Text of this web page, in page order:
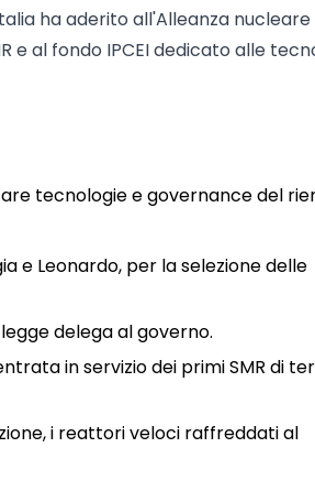
ha aderito all'Alleanza nucleare
e al fondo IPCEI dedicato alle
tecnologie e governance del
e Leonardo, per la selezione delle
delega al governo.
in servizio dei primi SMR di
i reattori veloci raffreddati al